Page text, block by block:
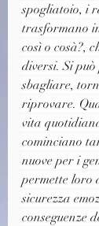
spogliatoio, i
trasformano
così o cosà?,
diversi. Si
sbagliare,
riprovare.
vita
cominciano
nuove per i
permette loro
sicurezza
conseguenze